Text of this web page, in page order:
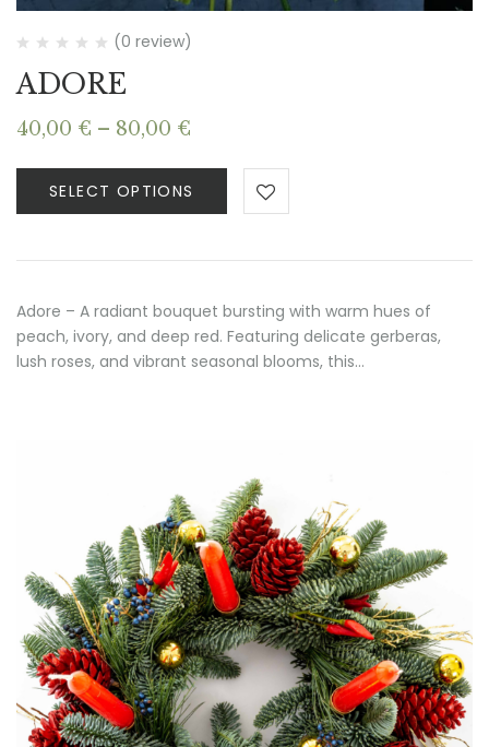
(0 review)
ADORE
40,00 € – 80,00 €
40,00 €
through
SELECT OPTIONS
Adore – A radiant bouquet bursting with warm hues of
peach, ivory, and deep red. Featuring delicate gerberas,
lush roses, and vibrant seasonal blooms, this…